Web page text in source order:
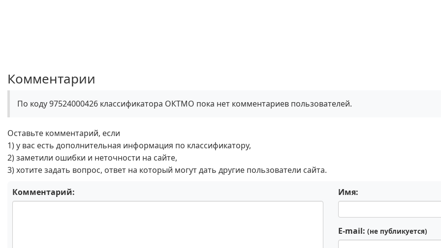
Комментарии
По коду 97524000426 классификатора ОКТМО пока нет комментариев пользователей.
Оставьте комментарий, если
1) у вас есть дополнительная информация по классификатору,
2) заметили ошибки и неточности на сайте,
3) хотите задать вопрос, ответ на который могут дать другие пользователи сайта.
Комментарий: Имя:
E-mail: (не публикуется)